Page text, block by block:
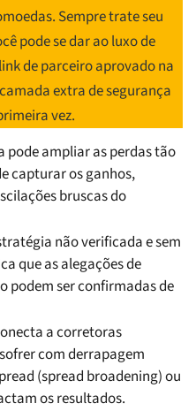
Sempre trate seu
pode se dar ao luxo de
de parceiro aprovado na
extra de segurança
vez.
ampliar as perdas tão
capturar os ganhos,
bruscas do
não verificada e sem
que as alegações de
podem ser confirmadas de
a corretoras
com derrapagem
(spread broadening) ou
os resultados.